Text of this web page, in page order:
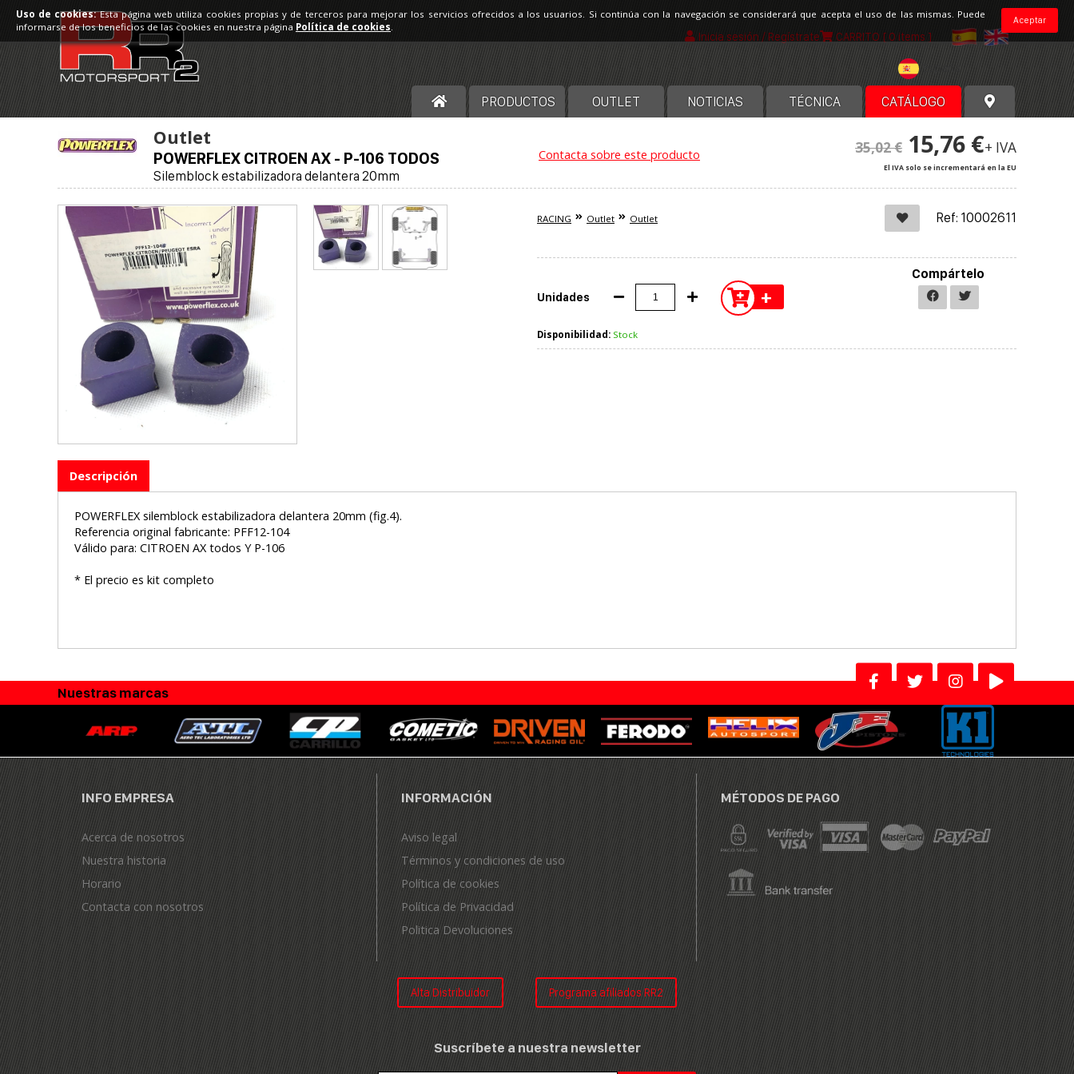
Inicia sesión / Regístrate CARRITO [ 0 items ]
PRODUCTOS OUTLET NOTICIAS TÉCNICA CATÁLOGO
Outlet
POWERFLEX CITROEN AX - P-106 TODOS
Silemblock estabilizadora delantera 20mm
Contacta sobre este producto 35,02 € 15,76 €+ IVA
El IVA solo se incrementará en la EU
RACING Outlet Outlet Ref: 10002611
Unidades +
Compártelo
Disponibilidad: Stock
Descripción
POWERFLEX silemblock estabilizadora delantera 20mm (fig.4).
Referencia original fabricante: PFF12-104
Válido para: CITROEN AX todos Y P-106
* El precio es kit completo
Nuestras marcas
INFO EMPRESA
Acerca de nosotros
Nuestra historia
Horario
Contacta con nosotros
INFORMACIÓN
Aviso legal
Términos y condiciones de uso
Política de cookies
Política de Privacidad
Politica Devoluciones
MÉTODOS DE PAGO
Alta Distribuidor Programa afiliados RR2
Suscríbete a nuestra newsletter
Aceptar
Uso de cookies:Esta página web utiliza cookies propias y de terceros para mejorar los servicios ofrecidos a los usuarios. Si continúa con la navegación se considerará que acepta el uso de las mismas. Puede
informarse de los beneficios de las cookies en nuestra página Política de cookies.